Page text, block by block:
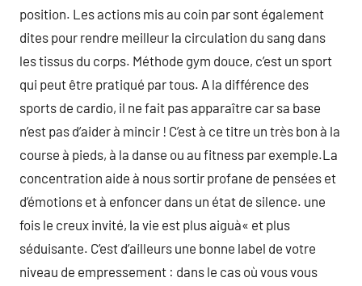
position. Les actions mis au coin par sont également
dites pour rendre meilleur la circulation du sang dans
les tissus du corps. Méthode gym douce, c’est un sport
qui peut être pratiqué par tous. A la différence des
sports de cardio, il ne fait pas apparaître car sa base
n’est pas d’aider à mincir ! C’est à ce titre un très bon à la
course à pieds, à la danse ou au fitness par exemple.La
concentration aide à nous sortir profane de pensées et
d’émotions et à enfoncer dans un état de silence. une
fois le creux invité, la vie est plus aiguà« et plus
séduisante. C’est d’ailleurs une bonne label de votre
niveau de empressement : dans le cas où vous vous